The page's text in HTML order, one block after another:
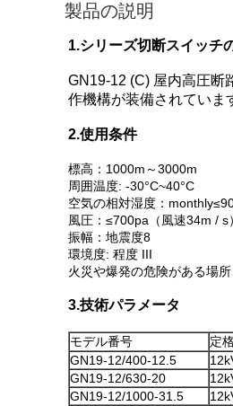
製品の説明
1.シリーズ切断スイッチ
GN19-12 (C) 屋内高圧断
作機構が装備されていま
2.使用条件
標高：1000m～3000m
周囲温度: -30°C~40°C
空気の相対湿度：
風圧：≤700pa（風速34m / s）
振幅：地震度8
環境度: 程度 III
火災や爆発の危険がある場
3.技術パラメータ
モデル番号 定
GN19-12/400-12.5
GN19-12/630-20
GN19-12/1000-31.5